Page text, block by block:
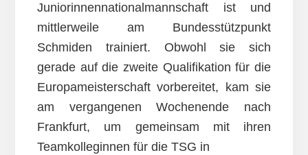
Juniorinnennationalmannschaft ist und
mittlerweile am Bundesstützpunkt
Schmiden trainiert. Obwohl sie sich
gerade auf die zweite Qualifikation für die
Europameisterschaft vorbereitet, kam sie
am vergangenen Wochenende nach
Frankfurt, um gemeinsam mit ihren
Teamkolleginnen für die TSG in